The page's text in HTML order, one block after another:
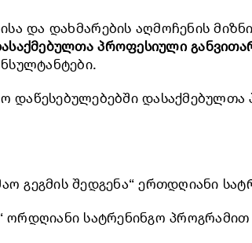
და დახმარების აღმოჩენის
პროფესიული
გეგმის შედგენა“ ერთდღიანი
სატრენინგო პროგრამით